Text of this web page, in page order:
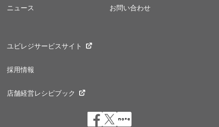
ニュース お問い合わせ
ユビレジサービスサイト
採用情報
店舗経営レシピブック